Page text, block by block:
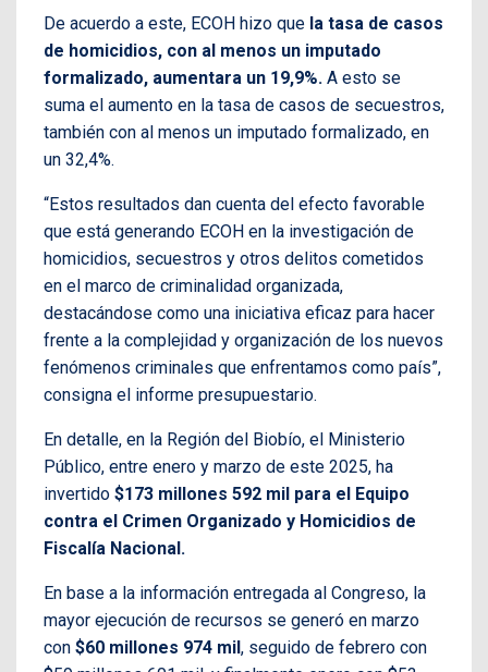
De acuerdo a este, ECOH hizo que la tasa de casos
de homicidios, con al menos un imputado
formalizado, aumentara un 19,9%. A esto se
suma el aumento en la tasa de casos de secuestros,
también con al menos un imputado formalizado, en
un 32,4%.
“Estos resultados dan cuenta del efecto favorable
que está generando ECOH en la investigación de
homicidios, secuestros y otros delitos cometidos
en el marco de criminalidad organizada,
destacándose como una iniciativa eficaz para hacer
frente a la complejidad y organización de los nuevos
fenómenos criminales que enfrentamos como país”,
consigna el informe presupuestario.
En detalle, en la Región del Biobío, el Ministerio
Público, entre enero y marzo de este 2025, ha
invertido $173 millones 592 mil para el Equipo
contra el Crimen Organizado y Homicidios de
Fiscalía Nacional.
En base a la información entregada al Congreso, la
mayor ejecución de recursos se generó en marzo
con $60 millones 974 mil , seguido de febrero con